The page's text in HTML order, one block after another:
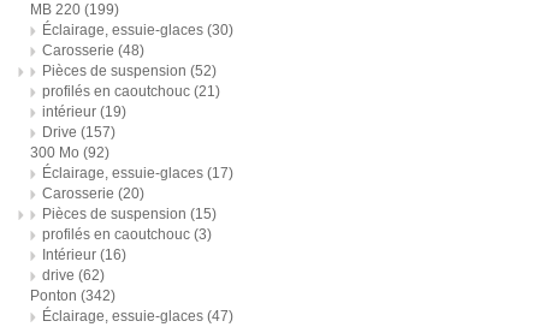
MB 220 (199)
Éclairage, essuie-glaces (30)
Carosserie (48)
Pièces de suspension (52)
profilés en caoutchouc (21)
intérieur (19)
Drive (157)
300 Mo (92)
Éclairage, essuie-glaces (17)
Carosserie (20)
Pièces de suspension (15)
profilés en caoutchouc (3)
Intérieur (16)
drive (62)
Ponton (342)
Éclairage, essuie-glaces (47)